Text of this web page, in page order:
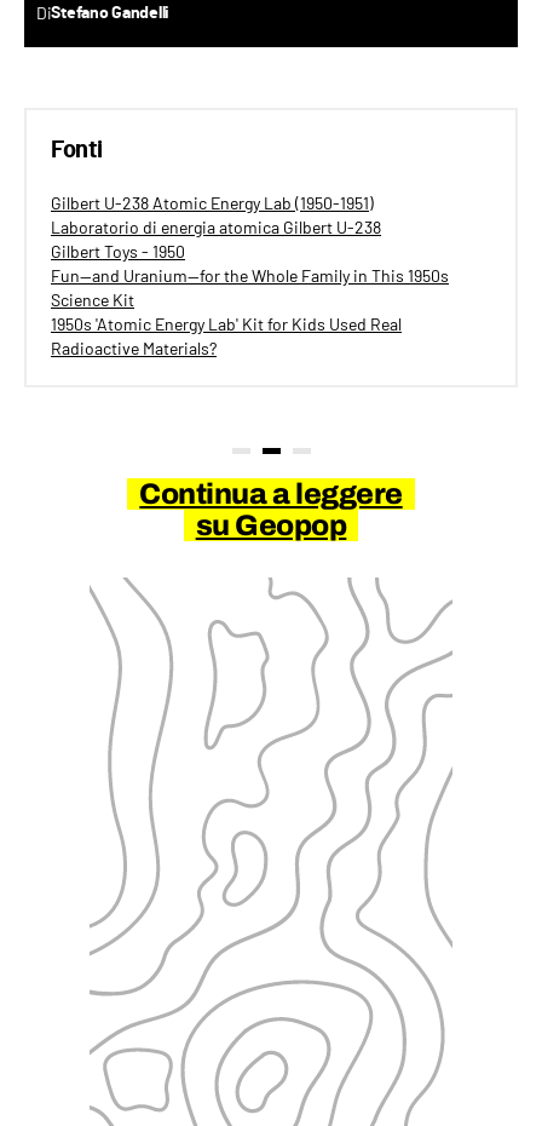
DiStefano Gandelli
Fonti
Gilbert U-238 Atomic Energy Lab (1950-1951)
Laboratorio di energia atomica Gilbert U-238
Gilbert Toys - 1950
Fun—and Uranium—for the Whole Family in This 1950s
Science Kit
1950s 'Atomic Energy Lab' Kit for Kids Used Real
Radioactive Materials?
Continua a leggere
su Geopop